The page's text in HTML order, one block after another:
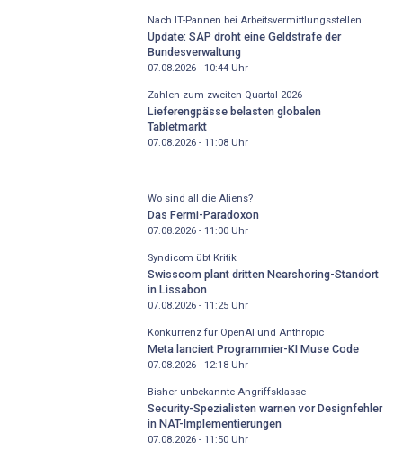
Nach IT-Pannen bei Arbeitsvermittlungsstellen
Update: SAP droht eine Geldstrafe der
Bundesverwaltung
07.08.2026 - 10:44Uhr
Zahlen zum zweiten Quartal 2026
Lieferengpässe belasten globalen
Tabletmarkt
07.08.2026 - 11:08Uhr
Wo sind all die Aliens?
Das Fermi-Paradoxon
07.08.2026 - 11:00Uhr
Syndicom übt Kritik
Swisscom plant dritten Nearshoring-Standort
in Lissabon
07.08.2026 - 11:25Uhr
Konkurrenz für OpenAI und Anthropic
Meta lanciert Programmier-KI Muse Code
07.08.2026 - 12:18Uhr
Bisher unbekannte Angriffsklasse
Security-Spezialisten warnen vor Designfehler
in NAT-Implementierungen
07.08.2026 - 11:50Uhr